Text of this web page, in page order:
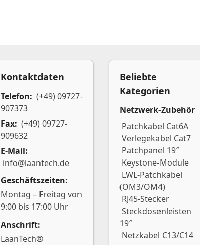
Kontaktdaten
Telefon: (+49) 09727-
907373
Fax: (+49) 09727-
909632
E-Mail:
info@laantech.de
Geschäftszeiten:
Montag – Freitag von
9:00 bis 17:00 Uhr
Anschrift:
LaanTech®
Beliebte
Kategorien
Netzwerk-Zubehör
Patchkabel Cat6A
Verlegekabel Cat7
Patchpanel 19″
Keystone-Module
LWL-Patchkabel
(OM3/OM4)
RJ45-Stecker
Steckdosenleisten
19″
Netzkabel C13/C14